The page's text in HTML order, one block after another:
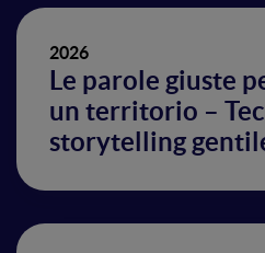
2026
Le parole giuste
un territorio –
storytelling